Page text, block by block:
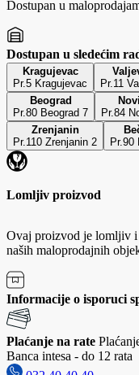
Dostupan u
Dostupan u sledećim
Kragujevac
Pr.5 Kragujevac
Pr.11
Beograd
Pr.80 Beograd 7
Pr.84
Zrenjanin
Pr.110 Zrenjanin 2
Pr.90
Lomljiv proizvod
Ovaj proizvod je lomljiv i
naših maloprodajnih
Informacije o isporuci
Plaćanje na rate
Banca intesa - do 12 rata